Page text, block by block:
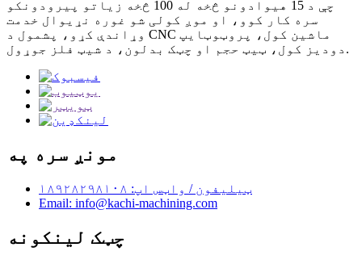
چې د 15 هیوادونو څخه له 100 څخه زیاتو پیرودونکو
سره کار کوو، او موږ کولی شو غوره نړیوال خدمت
وړاندې کړو، پشمول د CNC ماشین کول، پروټوټایپ
دودیز کول، ټیټ حجم او چټک بدلون، د شیټ فلز جوړول.
مونږ سره په
ټیلیفون / واټس اپ: ۱۸۹۲۸۲۹۸۱۰۸
Email: info@kachi-machining.com
چټک لینکونه